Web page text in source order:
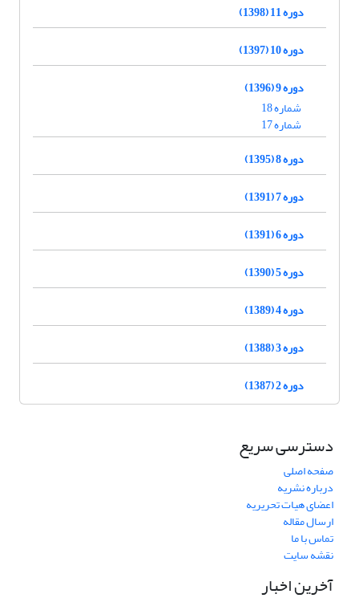
دوره 11 (1398)
دوره 10 (1397)
دوره 9 (1396)
شماره 18
شماره 17
دوره 8 (1395)
دوره 7 (1391)
دوره 6 (1391)
دوره 5 (1390)
دوره 4 (1389)
دوره 3 (1388)
دوره 2 (1387)
دسترسی سریع
صفحه اصلی
درباره نشریه
اعضای هیات تحریریه
ارسال مقاله
تماس با ما
نقشه سایت
آخرین اخبار